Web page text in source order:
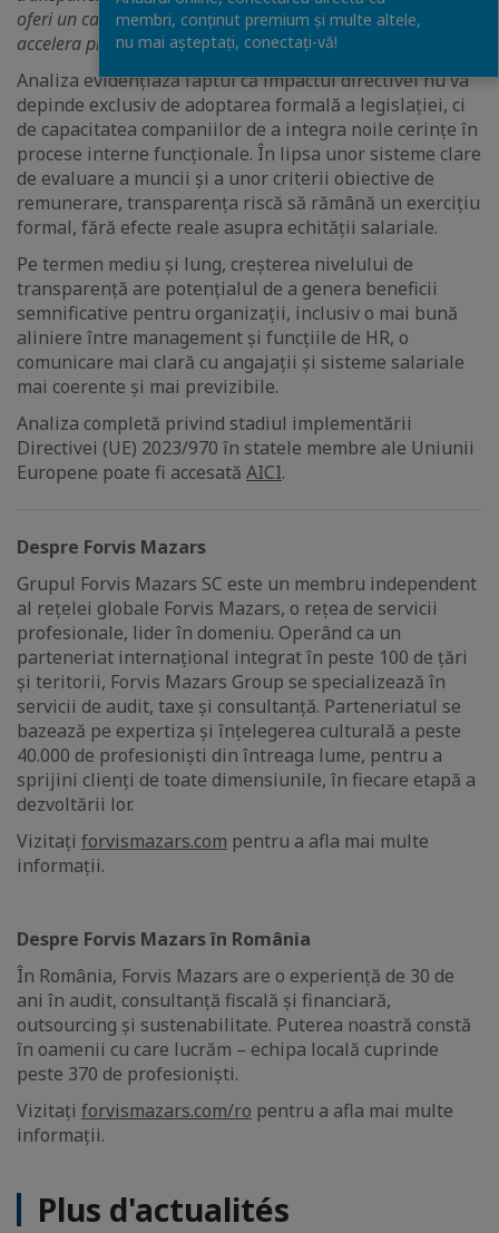
oferi un cadru clar pentru aplicarea noilor cerințe și va
accelera pregătirea organizațiilor.”
Analiza evidențiază faptul că impactul directivei nu va
depinde exclusiv de adoptarea formală a legislației, ci
de capacitatea companiilor de a integra noile cerințe în
procese interne funcționale. În lipsa unor sisteme clare
de evaluare a muncii și a unor criterii obiective de
remunerare, transparența riscă să rămână un exercițiu
formal, fără efecte reale asupra echității salariale.
Pe termen mediu și lung, creșterea nivelului de
transparență are potențialul de a genera beneficii
semnificative pentru organizații, inclusiv o mai bună
aliniere între management și funcțiile de HR, o
comunicare mai clară cu angajații și sisteme salariale
mai coerente și mai previzibile.
Analiza completă privind stadiul implementării
Directivei (UE) 2023/970 în statele membre ale Uniunii
Europene poate fi accesată AICI.
Despre Forvis Mazars
Grupul Forvis Mazars SC este un membru independent
al rețelei globale Forvis Mazars, o rețea de servicii
profesionale, lider în domeniu. Operând ca un
parteneriat internațional integrat în peste 100 de țări
și teritorii, Forvis Mazars Group se specializează în
servicii de audit, taxe și consultanță. Parteneriatul se
bazează pe expertiza și înțelegerea culturală a peste
40.000 de profesioniști din întreaga lume, pentru a
sprijini clienți de toate dimensiunile, în fiecare etapă a
dezvoltării lor.
Vizitați forvismazars.com pentru a afla mai multe
informații.
Despre Forvis Mazars în România
În România, Forvis Mazars are o experiență de 30 de
ani în audit, consultanță fiscală și financiară,
outsourcing și sustenabilitate. Puterea noastră constă
în oamenii cu care lucrăm – echipa locală cuprinde
peste 370 de profesioniști.
Vizitați forvismazars.com/ro pentru a afla mai multe
informații.
Plus d'actualités
membri, conținut premium și multe altele,
nu mai așteptați, conectaţi-vă!